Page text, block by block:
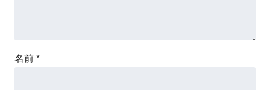
名前 *